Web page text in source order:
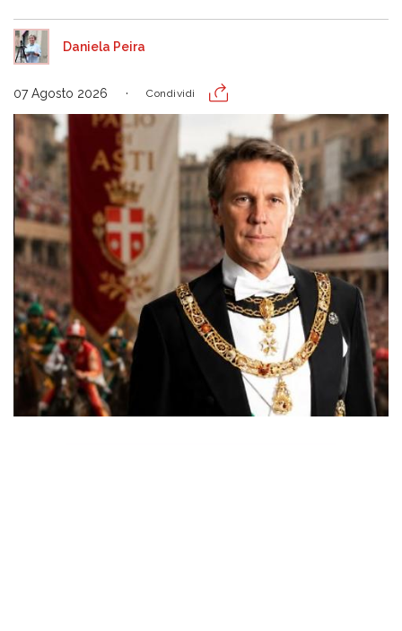
Daniela Peira
07 Agosto 2026 Condividi